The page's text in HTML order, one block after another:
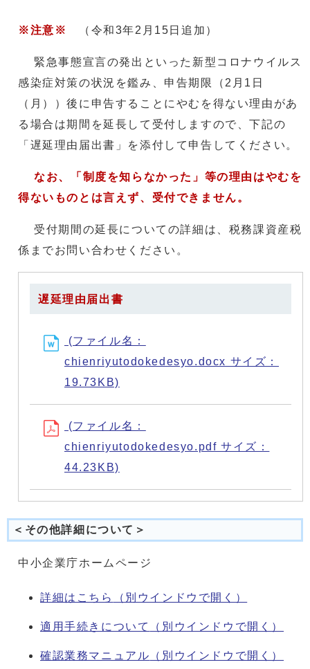
※注意※ （令和3年2月15日追加）
緊急事態宣言の発出といった新型コロナウイルス
感染症対策の状況を鑑み、申告期限（2月1日
（月））後に申告することにやむを得ない理由があ
る場合は期間を延長して受付しますので、下記の
「遅延理由届出書」を添付して申告してください。
なお、「制度を知らなかった」等の理由はやむを
得ないものとは言えず、受付できません。
受付期間の延長についての詳細は、税務課資産税
係までお問い合わせください。
遅延理由届出書
(ファイル名：
chienriyutodokedesyo.docx サイズ：
19.73KB)
(ファイル名：
chienriyutodokedesyo.pdf サイズ：
44.23KB)
＜その他詳細について＞
中小企業庁ホームページ
詳細はこちら （別ウインドウで開く）
適用手続きについて （別ウインドウで開く）
確認業務マニュアル （別ウインドウで開く）